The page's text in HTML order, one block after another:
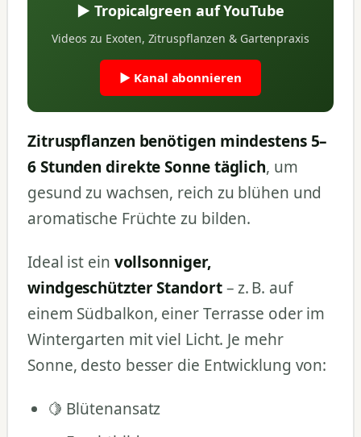
▶ Tropicalgreen auf YouTube
Videos zu Exoten, Zitruspflanzen & Gartenpraxis
▶ Kanal abonnieren
Zitruspflanzen benötigen mindestens 5–
6 Stunden direkte Sonne täglich, um
gesund zu wachsen, reich zu blühen und
aromatische Früchte zu bilden.
Ideal ist ein vollsonniger,
windgeschützter Standort– z. B. auf
einem Südbalkon, einer Terrasse oder im
Wintergarten mit viel Licht. Je mehr
Sonne, desto besser die Entwicklung von:
🍋 Blütenansatz